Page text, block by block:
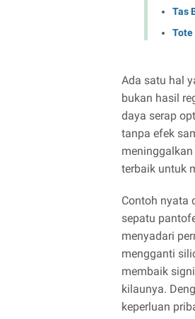
Tas
Tote
Ada satu hal
bukan hasil
daya serap
tanpa efek
terbaik untuk
Contoh nyata
sepatu
menyadari
mengganti
membaik
kilaunya.
keperluan